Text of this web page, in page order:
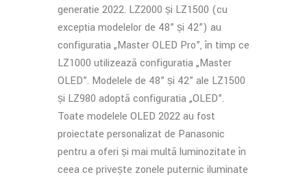
generație 2022. LZ2000 și LZ1500 (cu
excepția modelelor de 48” și 42”) au
configurația „Master OLED Pro”, în timp ce
LZ1000 utilizează configurația „Master
OLED”. Modelele de 48” și 42” ale LZ1500
și LZ980 adoptă configurația „OLED”.
Toate modelele OLED 2022 au fost
proiectate personalizat de Panasonic
pentru a oferi și mai multă luminozitate în
ceea ce privește zonele puternic iluminate